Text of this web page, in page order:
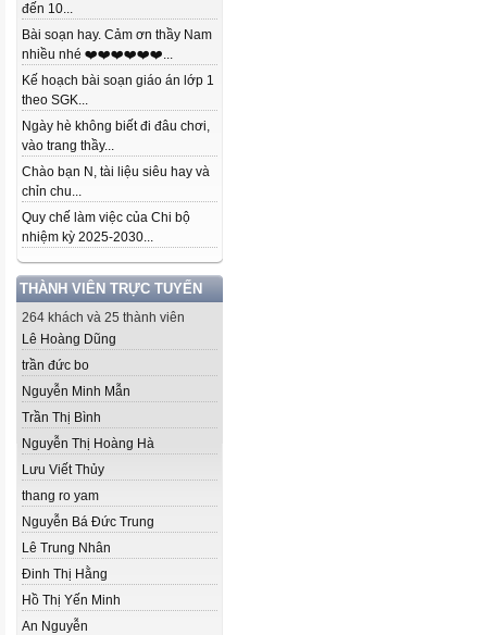
đến 10...
Bài soạn hay. Cảm ơn thầy Nam
nhiều nhé ❤️❤️❤️❤️❤️❤️...
Kế hoạch bài soạn giáo án lớp 1
theo SGK...
Ngày hè không biết đi đâu chơi,
vào trang thầy...
Chào bạn N, tài liệu siêu hay và
chỉn chu...
Quy chế làm việc của Chi bộ
nhiệm kỳ 2025-2030...
THÀNH VIÊN TRỰC TUYẾN
264 khách và 25 thành viên
Lê Hoàng Dũng
trần đức bo
Nguyễn Minh Mẫn
Trần Thị Bình
Nguyễn Thị Hoàng Hà
Lưu Viết Thủy
thang ro yam
Nguyễn Bá Đức Trung
Lê Trung Nhân
Đinh Thị Hằng
Hồ Thị Yến Minh
An Nguyễn